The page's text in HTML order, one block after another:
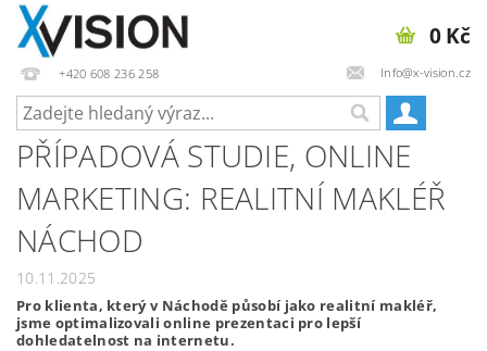
+420 608 236 258 Info@x-vision.cz
0 Kč
PŘÍPADOVÁ STUDIE, ONLINE
MARKETING: REALITNÍ MAKLÉŘ
NÁCHOD
10.11.2025
Pro klienta, který v Náchodě působí jako realitní makléř,
jsme optimalizovali online prezentaci pro lepší
dohledatelnost na internetu.